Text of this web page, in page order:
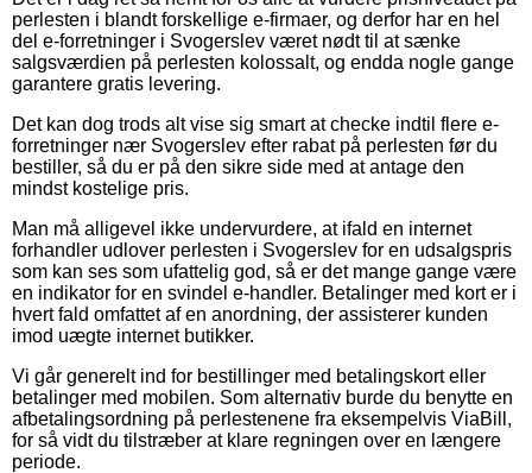
perlesten i blandt forskellige e-firmaer, og derfor har en hel
del e-forretninger i Svogerslev været nødt til at sænke
salgsværdien på perlesten kolossalt, og endda nogle gange
garantere gratis levering.
Det kan dog trods alt vise sig smart at checke indtil flere e-
forretninger nær Svogerslev efter rabat på perlesten før du
bestiller, så du er på den sikre side med at antage den
mindst kostelige pris.
Man må alligevel ikke undervurdere, at ifald en internet
forhandler udlover perlesten i Svogerslev for en udsalgspris
som kan ses som ufattelig god, så er det mange gange være
en indikator for en svindel e-handler. Betalinger med kort er i
hvert fald omfattet af en anordning, der assisterer kunden
imod uægte internet butikker.
Vi går generelt ind for bestillinger med betalingskort eller
betalinger med mobilen. Som alternativ burde du benytte en
afbetalingsordning på perlestenene fra eksempelvis ViaBill,
for så vidt du tilstræber at klare regningen over en længere
periode.